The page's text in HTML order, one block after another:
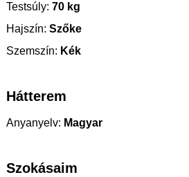
Testsúly: 70 kg
Hajszín: Szőke
Szemszín: Kék
Hátterem
Anyanyelv: Magyar
Szokásaim